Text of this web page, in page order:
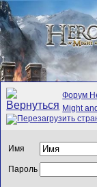
Форум
Might
Имя
Пароль